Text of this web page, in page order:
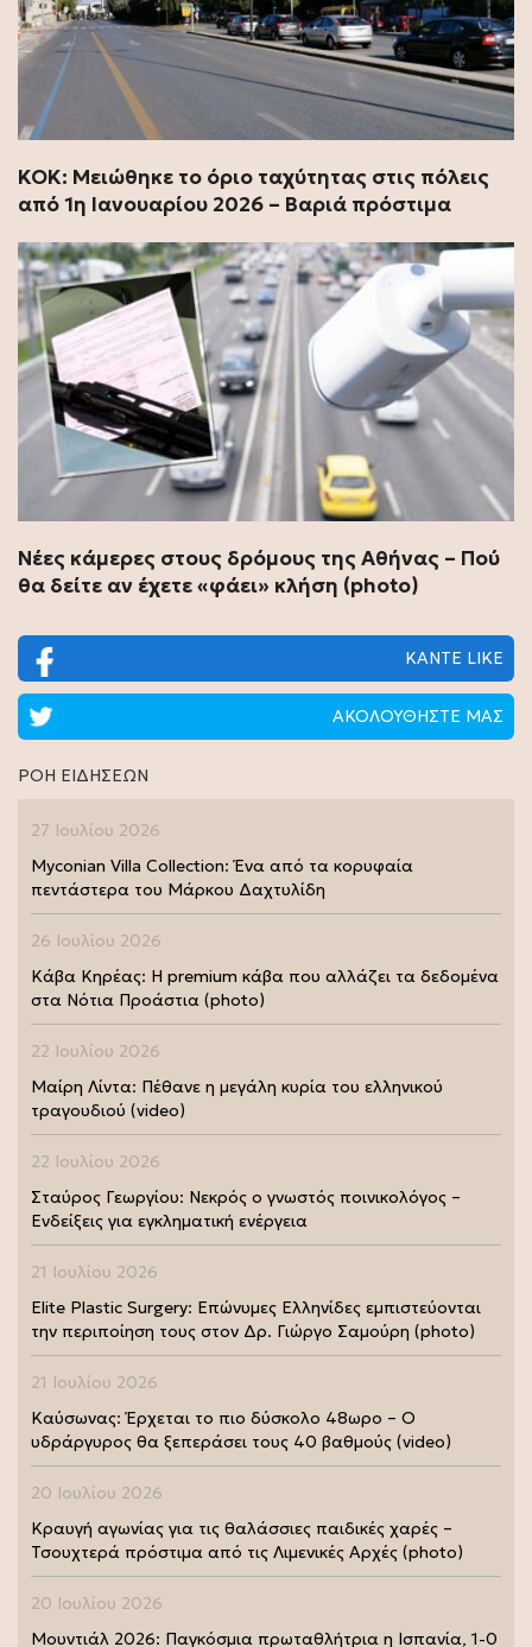
ΚΟΚ: Μειώθηκε το όριο ταχύτητας στις πόλεις
από 1η Ιανουαρίου 2026 – Βαριά πρόστιμα
Νέες κάμερες στους δρόμους της Αθήνας – Πού
θα δείτε αν έχετε «φάει» κλήση (photo)
ΚΑΝΤΕ LIKE
ΑΚΟΛΟΥΘΗΣΤΕ ΜΑΣ
ΡΟΗ ΕΙΔΗΣΕΩΝ
27 Ιουλίου 2026
Myconian Villa Collection: Ένα από τα κορυφαία
πεντάστερα του Μάρκου Δαχτυλίδη
26 Ιουλίου 2026
Κάβα Κηρέας: Η premium κάβα που αλλάζει τα δεδομένα
στα Νότια Προάστια (photo)
22 Ιουλίου 2026
Μαίρη Λίντα: Πέθανε η μεγάλη κυρία του ελληνικού
τραγουδιού (video)
22 Ιουλίου 2026
Σταύρος Γεωργίου: Νεκρός ο γνωστός ποινικολόγος –
Ενδείξεις για εγκληματική ενέργεια
21 Ιουλίου 2026
Elite Plastic Surgery: Επώνυμες Ελληνίδες εμπιστεύονται
την περιποίηση τους στον Δρ. Γιώργο Σαμούρη (photo)
21 Ιουλίου 2026
Καύσωνας: Έρχεται το πιο δύσκολο 48ωρο – Ο
υδράργυρος θα ξεπεράσει τους 40 βαθμούς (video)
20 Ιουλίου 2026
Κραυγή αγωνίας για τις θαλάσσιες παιδικές χαρές –
Τσουχτερά πρόστιμα από τις Λιμενικές Αρχές (photo)
20 Ιουλίου 2026
Μουντιάλ 2026: Παγκόσμια πρωταθλήτρια η Ισπανία, 1-0